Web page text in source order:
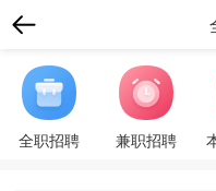
全职招聘 兼职招聘